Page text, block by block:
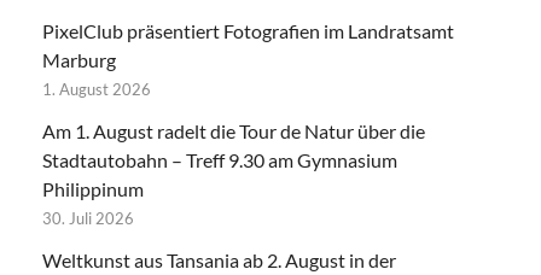
PixelClub präsentiert Fotografien im Landratsamt
Marburg
1. August 2026
Am 1. August radelt die Tour de Natur über die
Stadtautobahn – Treff 9.30 am Gymnasium
Philippinum
30. Juli 2026
Weltkunst aus Tansania ab 2. August in der